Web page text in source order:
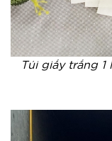
Túi giấy trắng